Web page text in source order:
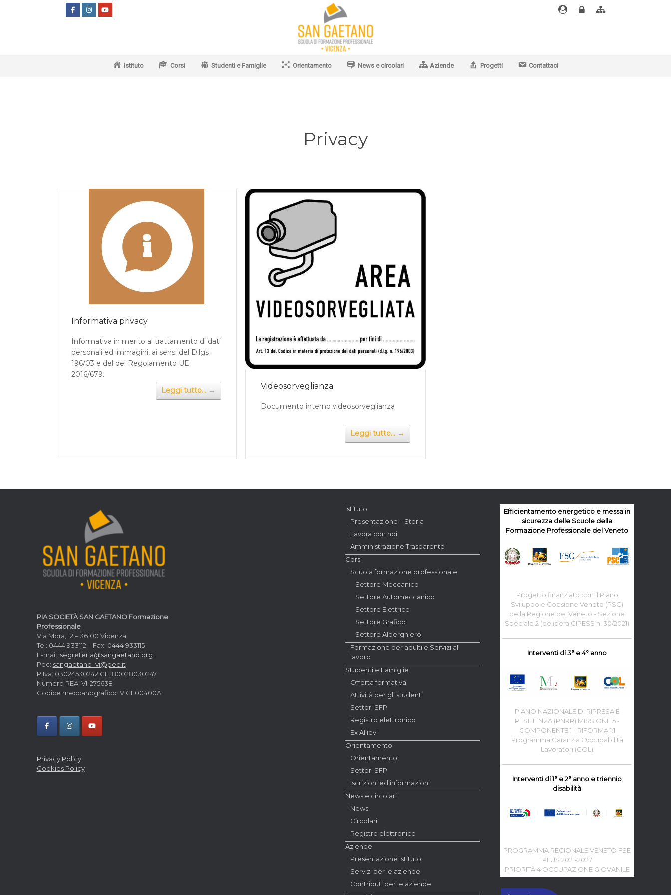
EmailArea
Alfresco
Istituto Corsi Studenti e Famiglie Orientamento News e circolari Aziende Progetti Contattaci
Privacy
Informativa privacy
Informativa in merito al trattamento di dati
personali ed immagini, ai sensi del D.lgs
196/03 e del del Regolamento UE
2016/679.
Leggi tutto... → Videosorveglianza
Documento interno videosorveglianza
Leggi tutto... →
PIA SOCIETÀ SAN GAETANO Formazione
Professionale
Via Mora, 12 – 36100 Vicenza
Tel: 0444 933112 – Fax: 0444 933115
E-mail: segreteria@sangaetano.org
Pec: sangaetano_vi@pec.it
P.Iva: 03024530242 CF: 80028030247
Numero REA: VI-275638
Codice meccanografico: VICF00400A
Privacy Policy
Cookies Policy
Istituto
Presentazione – Storia
Lavora con noi
Amministrazione Trasparente
Corsi
Scuola formazione professionale
Settore Meccanico
Settore Automeccanico
Settore Elettrico
Settore Grafico
Settore Alberghiero
Formazione per adulti e Servizi al
lavoro
Studenti e Famiglie
Offerta formativa
Attività per gli studenti
Settori SFP
Registro elettronico
Ex Allievi
Orientamento
Orientamento
Settori SFP
Iscrizioni ed informazioni
News e circolari
News
Circolari
Registro elettronico
Aziende
Presentazione Istituto
Servizi per le aziende
Contributi per le aziende
Efficientamento energetico e messa in
sicurezza delle Scuole della
Formazione Professionale del Veneto
Progetto finanziato con il Piano
Sviluppo e Coesione Veneto (PSC)
della Regione del Veneto - Sezione
Speciale 2 (delibera CIPESS n. 30/2021)
Interventi di 3° e 4° anno
PIANO NAZIONALE DI RIPRESA E
RESILIENZA (PNRR) MISSIONE 5 -
COMPONENTE 1 - RIFORMA 1.1
Programma Garanzia Occupabilità
Lavoratori (GOL)
Interventi di 1° e 2° anno e triennio
disabilità
PROGRAMMA REGIONALE VENETO FSE
PLUS 2021-2027
PRIORITÀ 4 OCCUPAZIONE GIOVANILE